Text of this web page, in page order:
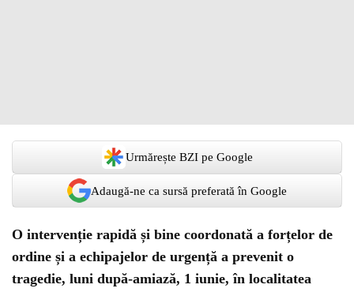
Urmărește BZI pe Google
Adaugă-ne ca sursă preferată în Google
O intervenție rapidă și bine coordonată a forțelor de
ordine și a echipajelor de urgență a prevenit o
tragedie, luni după-amiază, 1 iunie, în localitatea